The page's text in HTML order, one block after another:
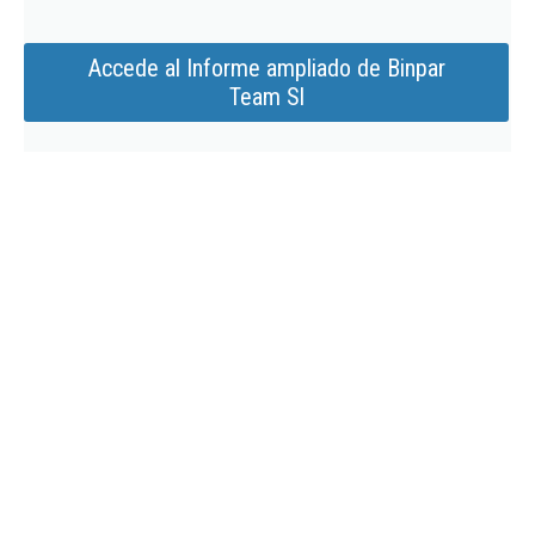
Accede al Informe ampliado de Binpar
Team Sl